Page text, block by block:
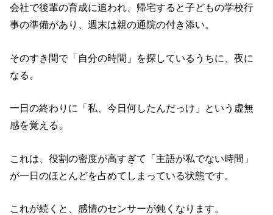
会社で後輩の育成に追われ、帰宅すると子どもの学校行
事の準備があり、週末は親の通院の付き添い。
そのすき間で「自分の時間」を探しているうちに、夜に
なる。
一日の終わりに「私、今日何したんだっけ」という虚無
感を覚える。
これは、役割の密度が高すぎて「主語が私でない時間」
が一日のほとんどを占めてしまっている状態です。
これが続くと、感情のセンサーが鈍くなります。